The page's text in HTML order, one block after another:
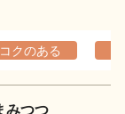
コクのある
みつつ